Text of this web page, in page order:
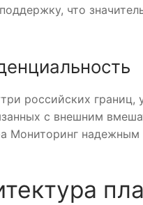
что
российских границ,
с внешним
Мониторинг